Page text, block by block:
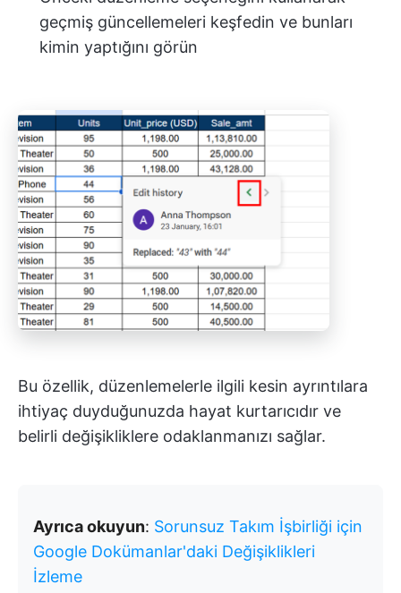
geçmiş güncellemeleri keşfedin ve bunları
kimin yaptığını görün
Bu özellik, düzenlemelerle ilgili kesin ayrıntılara
ihtiyaç duyduğunuzda hayat kurtarıcıdır ve
belirli değişikliklere odaklanmanızı sağlar.
Ayrıca okuyun: Sorunsuz Takım İşbirliği için
Google Dokümanlar'daki Değişiklikleri
İzleme